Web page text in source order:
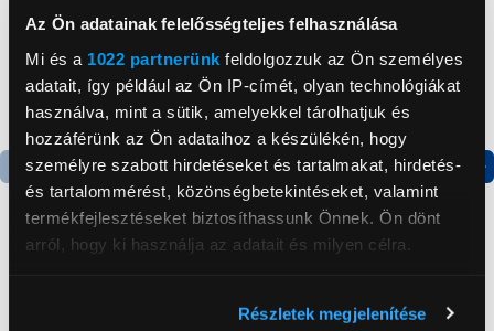
Az Ön adatainak felelősségteljes felhasználása
Mi és a 1022 partnerünk feldolgozzuk az Ön személyes
adatait, így például az Ön IP-címét, olyan technológiákat
használva, mint a sütik, amelyekkel tárolhatjuk és
hozzáférünk az Ön adataihoz a készülékén, hogy
személyre szabott hirdetéseket és tartalmakat, hirdetés-
és tartalommérést, közönségbetekintéseket, valamint
termékfejlesztéseket biztosíthassunk Önnek. Ön dönt
arról, hogy ki használja az adatait és milyen célra.
Részletek megjelenítése
-36 000 Ft
Eszpresszógép, fehér